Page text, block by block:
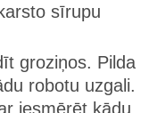
sīrupu
groziņos. Pilda
robotu uzgali.
iesmērēt kādu